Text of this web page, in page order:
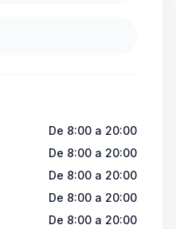
De 8:00 a 20:00
De 8:00 a 20:00
De 8:00 a 20:00
De 8:00 a 20:00
De 8:00 a 20:00